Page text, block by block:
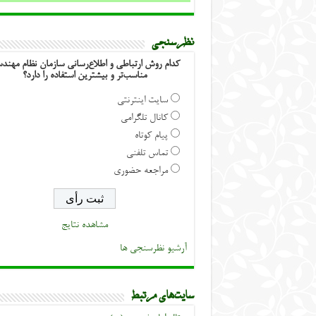
نظرسنجی
کدام روش ارتباطی و اطلاع‌رسانی سازمان نظام
مناسب‌تر و بیشترین استفاده را دارد؟
سایت اینترنتی
کانال تلگرامی
پیام کوتاه
تماس تلفنی
مراجعه حضوری
مشاهده نتایج
آرشیو نظرسنجی ها
سایت‌های مرتبط